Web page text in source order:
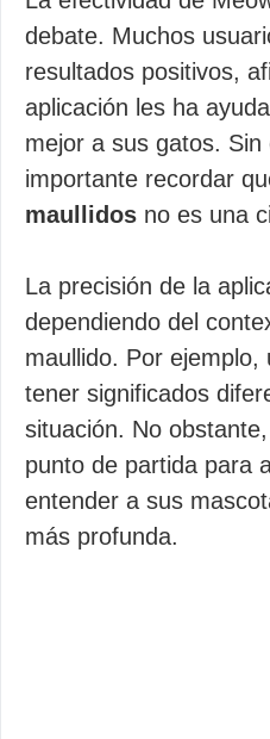
debate. Muchos
resultados positivos,
aplicación les ha
mejor a sus gatos.
importante recordar
maullidos no es una
La precisión de la
dependiendo del
maullido. Por ejemplo,
tener significados
situación. No
punto de partida para
entender a sus
más profunda.